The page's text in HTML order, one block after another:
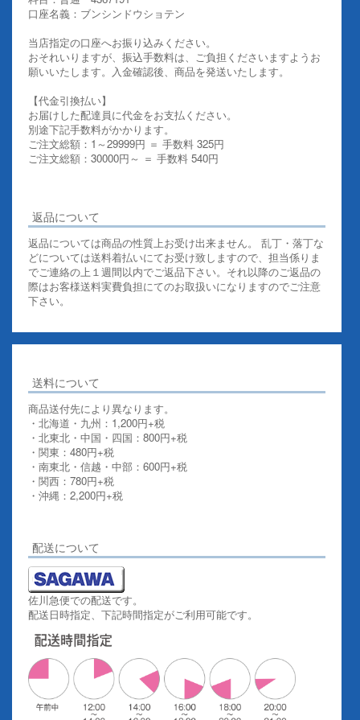
口座名義：ブンシンドウショテン
当店指定の口座へお振り込みください。
おそれいりますが、振込手数料は、ご負担くださいますようお
願いいたします。入金確認後、商品を発送いたします。
【代金引換払い】
お届けした配達員に代金をお支払ください。
別途下記手数料がかかります。
ご注文総額：1～29999円 ＝ 手数料 325円
ご注文総額：30000円～ ＝ 手数料 540円
返品について
返品については商品の性質上お受け出来ません。 乱丁・落丁な
どについては送料着払いにてお受け致しますので、担当係りま
でご連絡の上１週間以内でご返品下さい。それ以降のご返品の
際はお客様送料実費負担にてのお取扱いになりますのでご注意
下さい。
送料について
商品送付先により異なります。
・北海道・九州：1,200円+税
・北東北・中国・四国：800円+税
・関東：480円+税
・南東北・信越・中部：600円+税
・関西：780円+税
・沖縄：2,200円+税
配送について
佐川急便での配送です。
配送日時指定、下記時間指定がご利用可能です。